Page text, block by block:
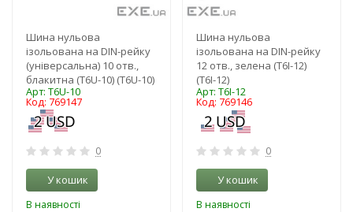
Шина нульова
ізольована на DIN-рейку
(універсальна) 10 отв.,
блакитна (T6U-10) (T6U-10)
Арт: T6U-10
Код: 769147
0
У кошик
В наявності
Шина нульова
ізольована на DIN-рейку
12 отв., зелена (T6I-12)
(T6I-12)
Арт: T6I-12
Код: 769146
0
У кошик
В наявності